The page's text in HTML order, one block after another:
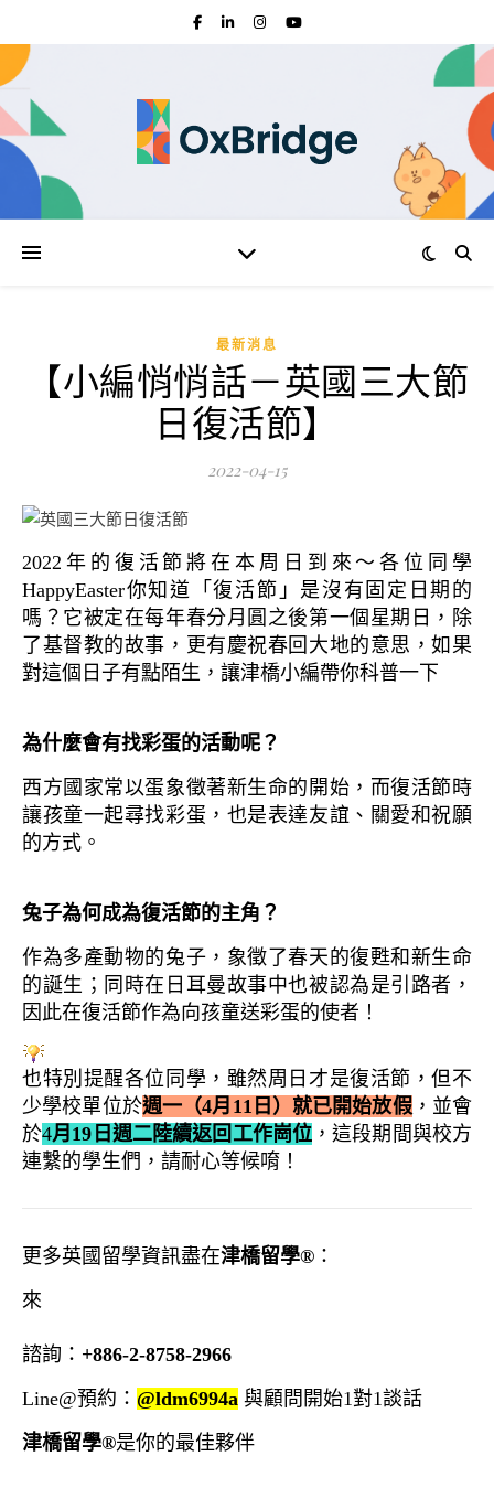
最新消息
【小編悄悄話－英國三大節
日復活節】
2022-04-15
2022年的復活節將在本周日到來～各位同學
HappyEaster你知道「復活節」是沒有固定日期的
嗎？它被定在每年春分月圓之後第一個星期日，除
了基督教的故事，更有慶祝春回大地的意思，如果
對這個日子有點陌生，讓津橋小編帶你科普一下
​為什麼會有找彩蛋的活動呢？
西方國家常以蛋象徵著新生命的開始，而復活節時
讓孩童一起尋找彩蛋，也是表達友誼、關愛和祝願
的方式。
兔子為何成為復活節的主角？
作為多產動物的兔子，象徵了春天的復甦和新生命
的誕生；同時在日耳曼故事中也被認為是引路者，
因此在復活節作為向孩童送彩蛋的使者！
也特別提醒各位同學，雖然周日才是復活節，但不
少學校單位於週一（4月11日）就已開始放假，並會
於4月19日週二陸續返回工作崗位 ，這段期間與校方
連繫的學生們，請耐心等候唷！
更多英國留學資訊盡在津橋留學® ：
來
諮詢： +886-2-8758-2966
Line@預約： @ldm6994a 與顧問開始1對1談話
津橋留學®是你的最佳夥伴